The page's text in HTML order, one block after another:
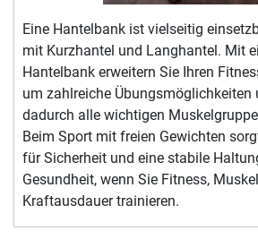
Eine Hantelbank ist vielseitig
mit Kurzhantel und Langhantel. Mit
Hantelbank erweitern Sie Ihren
um zahlreiche Übungsmöglichkeiten
dadurch alle wichtigen
Beim Sport mit freien Gewichten
für Sicherheit und eine stabile
Gesundheit, wenn Sie Fitness,
Kraftausdauer trainieren.